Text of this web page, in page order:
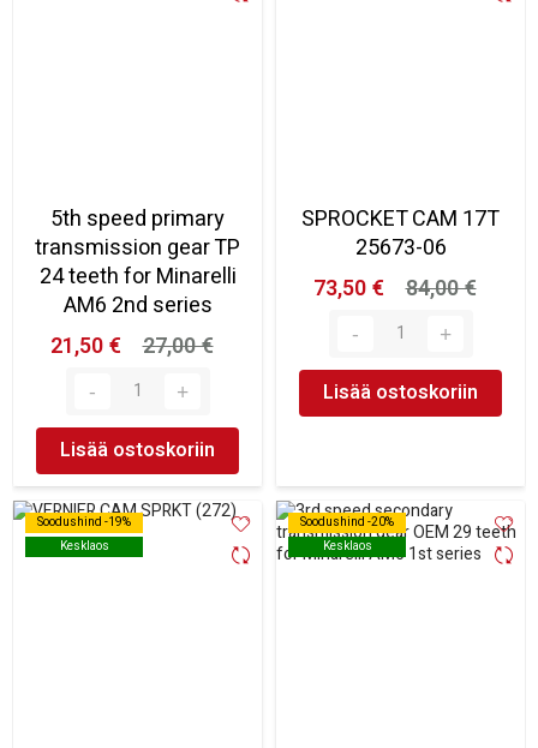
5th speed primary
transmission gear TP
24 teeth for Minarelli
AM6 2nd series
21,50 €
27,00 €
Lisää ostoskoriin
SPROCKET CAM 17T
25673-06
73,50 €
84,00 €
Lisää ostoskoriin
Soodushind -19%
Kesklaos
Soodushind -19%
Kesklaos
Soodushind -20%
Kesklaos
Soodushind -20%
Kesklaos